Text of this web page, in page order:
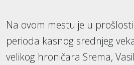
Na ovom mestu je u
perioda kasnog srednjeg
velikog hroničara Srema,